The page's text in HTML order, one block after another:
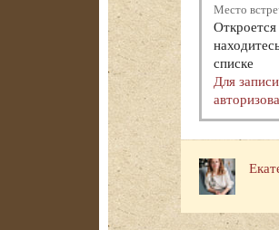
Место
списке
Для